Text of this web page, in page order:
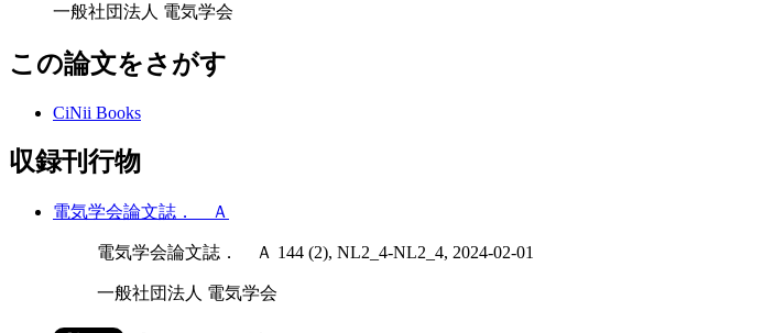
一般社団法人 電気学会
この論文をさがす
CiNii Books
収録刊行物
電気学会論文誌． Ａ
電気学会論文誌． Ａ 144 (2), NL2_4-NL2_4, 2024-02-01
一般社団法人 電気学会